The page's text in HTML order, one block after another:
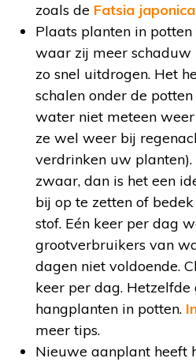
zoals de Fatsia japonica
Plaats planten in
waar zij meer schaduw
zo snel uitdrogen. Het
schalen onder de
water niet meteen
ze wel weer bij
verdrinken uw
zwaar, dan is het een
bij op te zetten of
stof. Eén keer per dag
grootverbruikers van
dagen niet voldoende.
keer per dag.
hangplanten in potten.
meer tips.
Nieuwe aanplant heeft